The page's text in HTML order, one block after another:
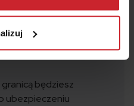
w ramachPolityki
będziesz
ubezpieczeniu